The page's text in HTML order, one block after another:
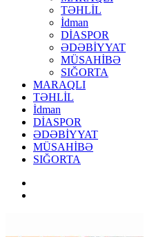
TƏHLİL
İdman
DİASPOR
ƏDƏBİYYAT
MÜSAHİBƏ
SIĞORTA
MARAQLI
TƏHLİL
İdman
DİASPOR
ƏDƏBİYYAT
MÜSAHİBƏ
SIĞORTA